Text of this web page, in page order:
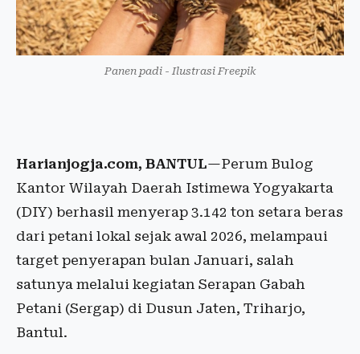
Panen padi - Ilustrasi Freepik
Harianjogja.com, BANTUL—Perum Bulog
Kantor Wilayah Daerah Istimewa Yogyakarta
(DIY) berhasil menyerap 3.142 ton setara beras
dari petani lokal sejak awal 2026, melampaui
target penyerapan bulan Januari, salah
satunya melalui kegiatan Serapan Gabah
Petani (Sergap) di Dusun Jaten, Triharjo,
Bantul.